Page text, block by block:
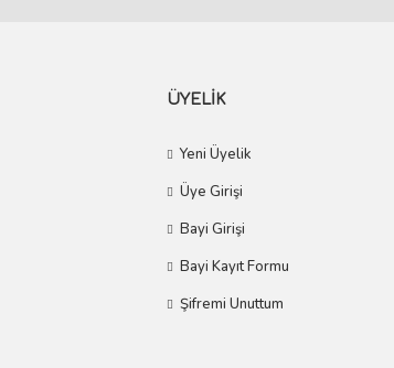
ÜYELİK
Yeni Üyelik
Üye Girişi
Bayi Girişi
Bayi Kayıt Formu
Şifremi Unuttum